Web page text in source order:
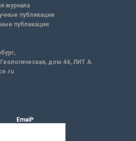
журнала
публикации
публикации
дом 44, ЛИТ А.
Email*